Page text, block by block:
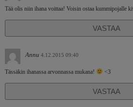
Tää olis niin ihana voittaa! Voisin ostaa kummipojalle
VASTAA
Annu 4.12.2015 09:40
Tässäkin ihanassa arvonnassa mukana! <3
VASTAA